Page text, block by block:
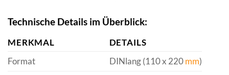
Technische Details im Überblick:
MERKMAL
DETAILS
Format
DINlang (110 x 220mm)